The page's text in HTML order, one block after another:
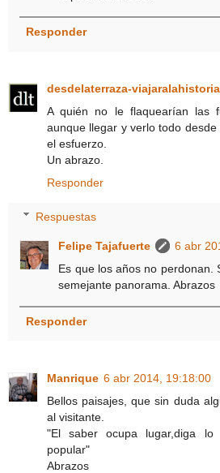
Responder
desdelaterraza-viajaralahistoria
A quién no le flaquearían las
aunque llegar y verlo todo
el esfuerzo.
Un abrazo.
Responder
Respuestas
Felipe Tajafuerte
6 abr
Es que los años no perdonan.
semejante panorama. Abrazos
Responder
Manrique 6 abr 2014, 19:18:00
Bellos paisajes, que sin duda
al visitante.
"El saber ocupa lugar,diga
popular"
Abrazos